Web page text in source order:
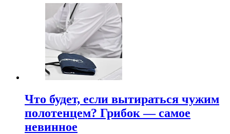
Что будет, если вытираться чужим
полотенцем? Грибок — самое
невинное